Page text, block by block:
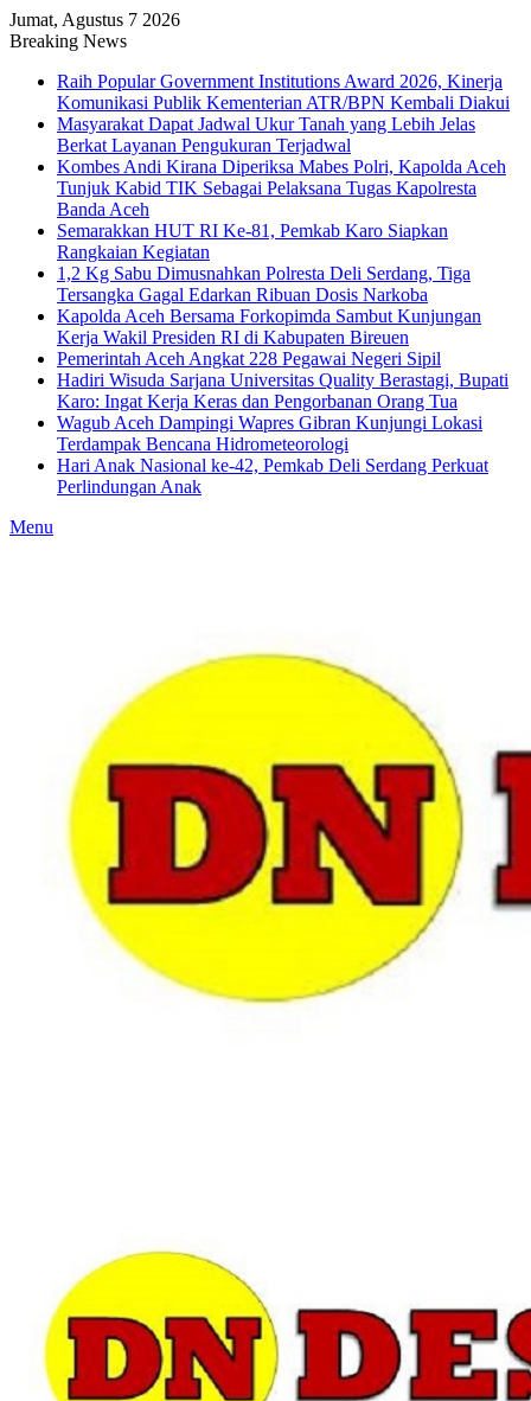
Jumat, Agustus 7 2026
Breaking News
Raih Popular Government Institutions Award 2026, Kinerja
Komunikasi Publik Kementerian ATR/BPN Kembali Diakui
Masyarakat Dapat Jadwal Ukur Tanah yang Lebih Jelas
Berkat Layanan Pengukuran Terjadwal
Kombes Andi Kirana Diperiksa Mabes Polri, Kapolda Aceh
Tunjuk Kabid TIK Sebagai Pelaksana Tugas Kapolresta
Banda Aceh
Semarakkan HUT RI Ke-81, Pemkab Karo Siapkan
Rangkaian Kegiatan
1,2 Kg Sabu Dimusnahkan Polresta Deli Serdang, Tiga
Tersangka Gagal Edarkan Ribuan Dosis Narkoba
Kapolda Aceh Bersama Forkopimda Sambut Kunjungan
Kerja Wakil Presiden RI di Kabupaten Bireuen
Pemerintah Aceh Angkat 228 Pegawai Negeri Sipil
Hadiri Wisuda Sarjana Universitas Quality Berastagi, Bupati
Karo: Ingat Kerja Keras dan Pengorbanan Orang Tua
Wagub Aceh Dampingi Wapres Gibran Kunjungi Lokasi
Terdampak Bencana Hidrometeorologi
Hari Anak Nasional ke-42, Pemkab Deli Serdang Perkuat
Perlindungan Anak
Menu